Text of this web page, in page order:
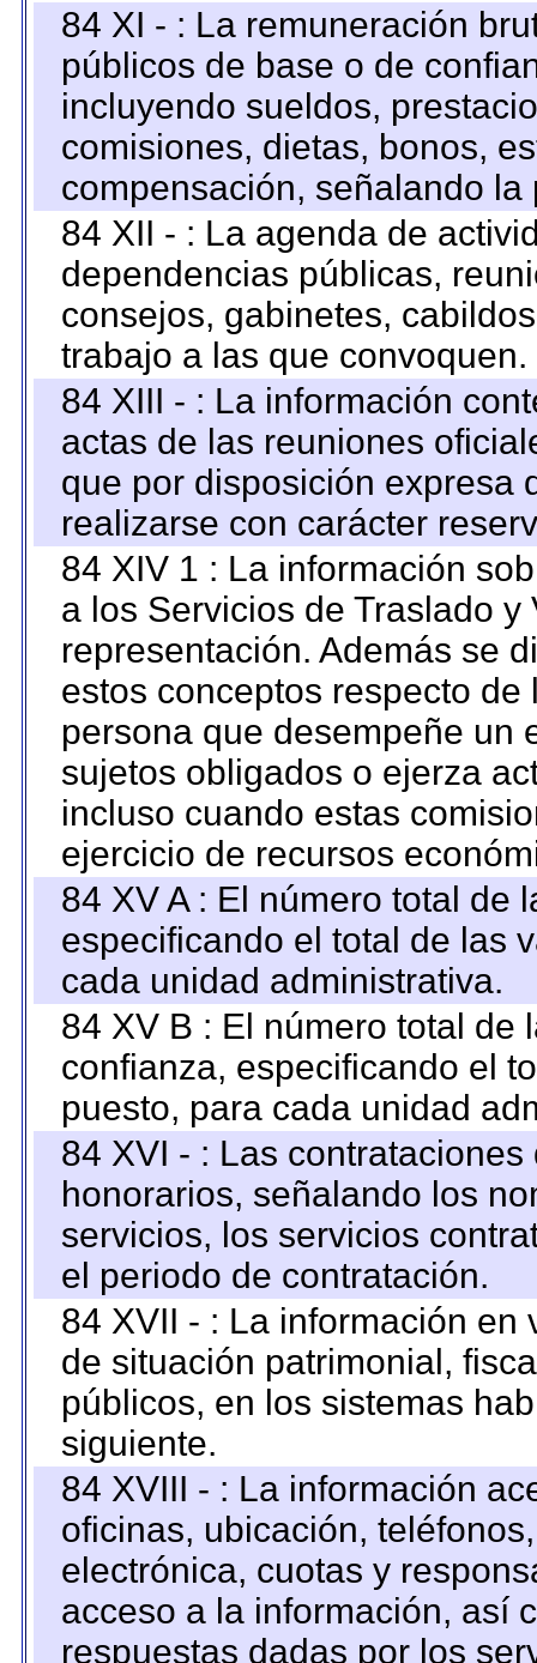
84 XI - : La remuneración
públicos de base o de
incluyendo sueldos,
comisiones, dietas, bonos,
compensación, señalando
84 XII - : La agenda de
dependencias públicas,
consejos, gabinetes,
trabajo a las que convoquen.
84 XIII - : La información
actas de las reuniones
que por disposición expresa
realizarse con carácter
84 XIV 1 : La información
a los Servicios de Traslado
representación. Además se
estos conceptos respecto
persona que desempeñe un
sujetos obligados o ejerza
incluso cuando estas
ejercicio de recursos
84 XV A : El número total de
especificando el total de las
cada unidad administrativa.
84 XV B : El número total de
confianza, especificando el
puesto, para cada unidad
84 XVI - : Las
honorarios, señalando los
servicios, los servicios
el periodo de contratación.
84 XVII - : La información
de situación patrimonial,
públicos, en los sistemas
siguiente.
84 XVIII - : La información
oficinas, ubicación,
electrónica, cuotas y
acceso a la información, así
respuestas dadas por los